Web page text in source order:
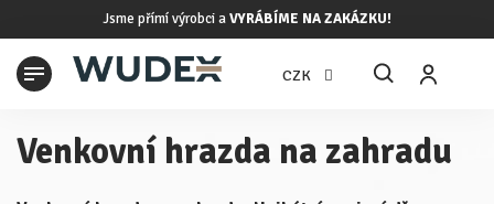
Jsme přímí výrobci aVYRÁBÍME NA ZAKÁZKU!
CZK
Venkovní hrazda na zahradu